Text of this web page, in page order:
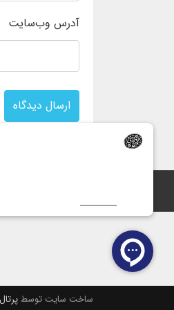
آدرس وب‌سایت
ارسال دیدگاه
تهران، محله ستارخان،
ساخت سایت توسطپرتال